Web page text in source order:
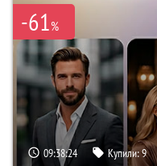
-61%
09:38:23 Купили:9